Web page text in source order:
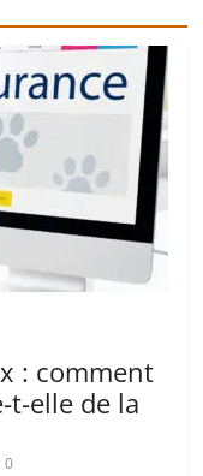
: comment
t-elle de la
0